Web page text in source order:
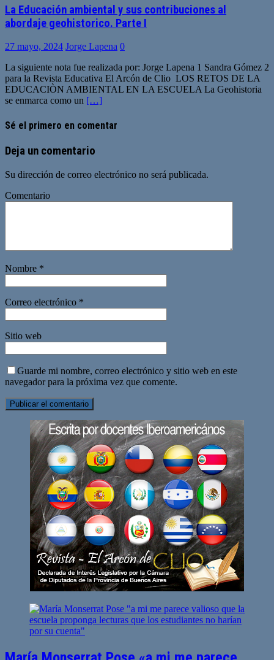
La Educación ambiental y sus contribuciones al
abordaje geohistorico. Parte I
27 mayo, 2024 Jorge Lapena 0
La siguiente nota fue realizada por: Jorge Lapena 1 Sandra Gómez 2
para la Revista Educativa El Arcón de Clio LOS RETOS DE LA
EDUCACIÒN AMBIENTAL EN LA ESCUELA La Geohistoria
se enmarca como un […]
Sé el primero en comentar
Deja un comentario
Su dirección de correo electrónico no será publicada.
Comentario
Nombre *
Correo electrónico *
Sitio web
Guarde mi nombre, correo electrónico y sitio web en este
navegador para la próxima vez que comente.